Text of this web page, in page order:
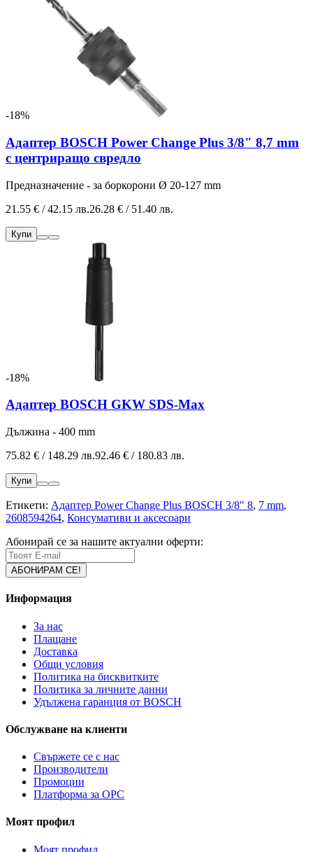
-18%
Адаптер BOSCH Power Change Plus 3/8" 8,7 mm
с центриращо свредло
Предназначение - за боркорони Ø 20-127 mm
21.55 € / 42.15 лв.26.28 € / 51.40 лв.
Купи
-18%
Адаптер BOSCH GKW SDS-Max
Дължина - 400 mm
75.82 € / 148.29 лв.92.46 € / 180.83 лв.
Купи
Етикети: Адаптер Power Change Plus BOSCH 3/8" 8, 7 mm,
2608594264, Консумативи и аксесоари
Абонирай се за нашите актуални оферти:
Информация
За нас
Плащане
Доставка
Общи условия
Политика на бисквитките
Политика за личните данни
Удължена гаранция от BOSCH
Обслужване на клиенти
Свържете се с нас
Производители
Промоции
Платформа за ОРС
Моят профил
Моят профил